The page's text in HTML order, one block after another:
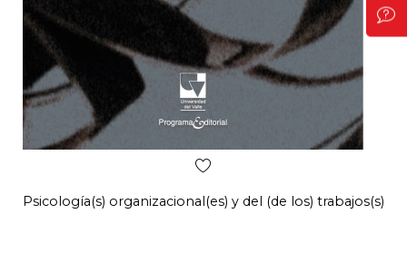
Psicología(s) organizacional(es) y del (de los) trabajos(s)